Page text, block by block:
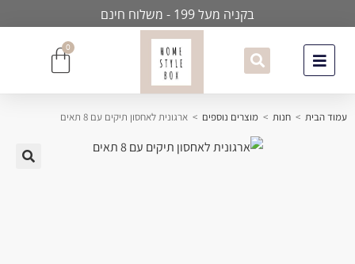
בקניה מעל 199 - משלוח חינם
0
עמוד הבית > חנות > מוצרים נוספים > ארגונית לאחסון תיקים עם 8 תאים